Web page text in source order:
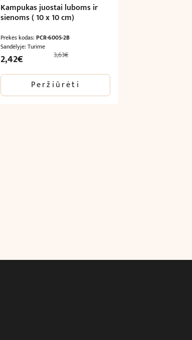
Kampukas juostai luboms ir
sienoms ( 10 x 10 cm)
Prekės kodas:PCR-6005-2B
Sandėlyje: Turime
3,63€
Original
was:
3,63€.
2,42€
2,42€.
Peržiūrėti